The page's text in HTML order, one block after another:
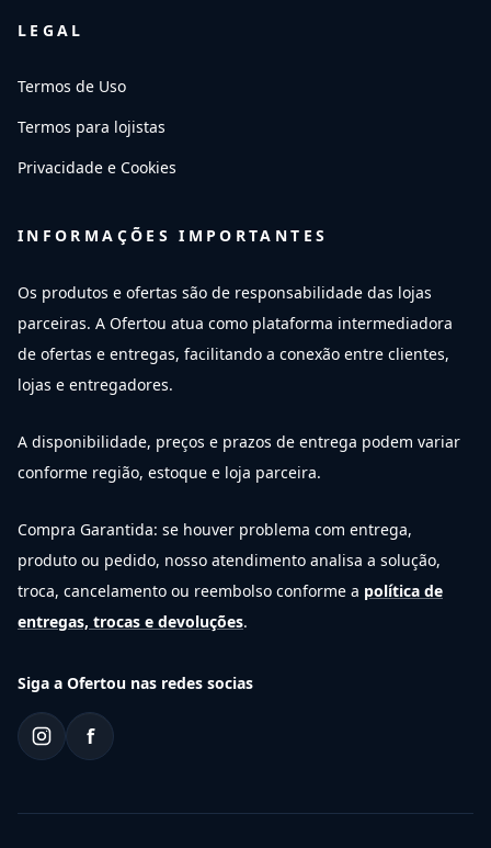
LEGAL
Termos de Uso
Termos para lojistas
Privacidade e Cookies
INFORMAÇÕES IMPORTANTES
Os produtos e ofertas são de responsabilidade das lojas
parceiras. A Ofertou atua como plataforma intermediadora
de ofertas e entregas, facilitando a conexão entre clientes,
lojas e entregadores.
A disponibilidade, preços e prazos de entrega podem variar
conforme região, estoque e loja parceira.
Compra Garantida: se houver problema com entrega,
produto ou pedido, nosso atendimento analisa a solução,
troca, cancelamento ou reembolso conforme a política de
entregas, trocas e devoluções.
Siga a Ofertou nas redes socias
f